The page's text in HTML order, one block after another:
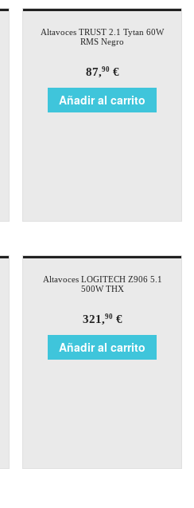
Altavoces TRUST 2.1 Tytan 60W
RMS Negro
87,90€
Añadir al carrito
Altavoces LOGITECH Z906 5.1
500W THX
321,90€
Añadir al carrito